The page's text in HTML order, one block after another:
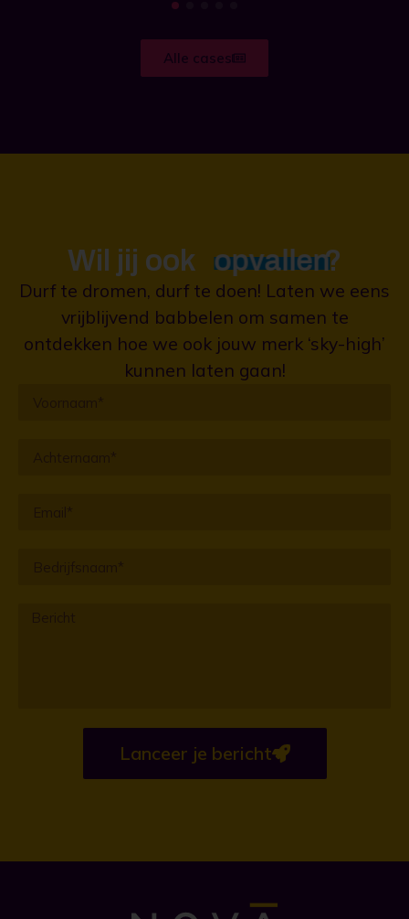
4
Alle cases
Wil jij ook opvallen?
Durf te dromen, durf te doen! Laten we eens
vrijblijvend babbelen om samen te
ontdekken hoe we ook jouw merk ‘sky-high’
kunnen laten gaan!
Lanceer je bericht